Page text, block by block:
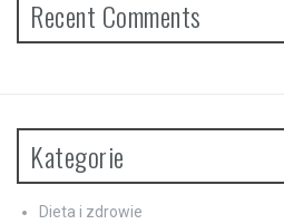
Recent Comments
Kategorie
Dieta i zdrowie